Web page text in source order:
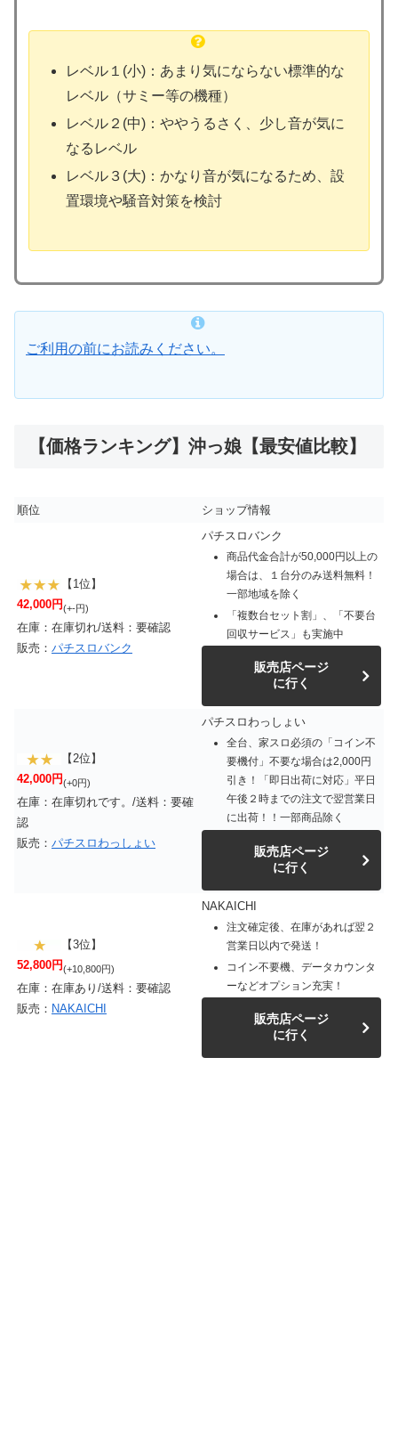
レベル１(小)：あまり気にならない標準的な
レベル（サミー等の機種）
レベル２(中)：ややうるさく、少し音が気に
なるレベル
レベル３(大)：かなり音が気になるため、設
置環境や騒音対策を検討
ご利用の前にお読みください。
【価格ランキング】沖っ娘【最安値比較】
順位 ショップ情報
【1位】
42,000円(+-円)
在庫：在庫切れ/送料：要確認
販売： パチスロバンク
パチスロバンク
商品代金合計が50,000円以上の
場合は、１台分のみ送料無料！
一部地域を除く
「複数台セット割」、「不要台
回収サービス」も実施中
販売店ページ
に行く
【2位】
42,000円(+0円)
在庫：在庫切れです。/送料：要確
認
販売： パチスロわっしょい
パチスロわっしょい
全台、家スロ必須の「コイン不
要機付」不要な場合は2,000円
引き！「即日出荷に対応」平日
午後２時までの注文で翌営業日
に出荷！！一部商品除く
販売店ページ
に行く
【3位】
52,800円(+10,800円)
在庫：在庫あり/送料：要確認
販売： NAKAICHI
NAKAICHI
注文確定後、在庫があれば翌２
営業日以内で発送！
コイン不要機、データカウンタ
ーなどオプション充実！
販売店ページ
に行く